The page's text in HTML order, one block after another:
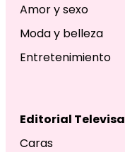
Amor y sexo
Moda y belleza
Entretenimiento
Editorial Televisa
Caras